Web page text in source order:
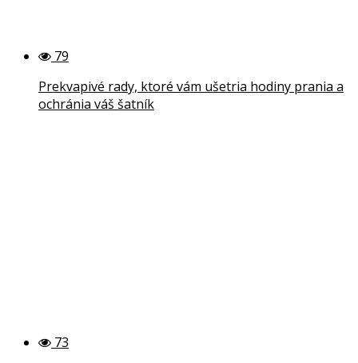
79
Prekvapivé rady, ktoré vám ušetria hodiny prania a
ochránia váš šatník
73